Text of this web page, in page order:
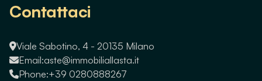
Contattaci
Viale Sabotino, 4 - 20135 Milano
Email:aste@immobiliallasta.it
Phone:+39 0280888267